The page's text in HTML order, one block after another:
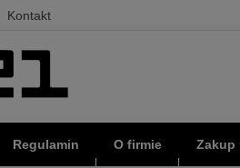
Kontakt
Regulamin O firmie Zakup